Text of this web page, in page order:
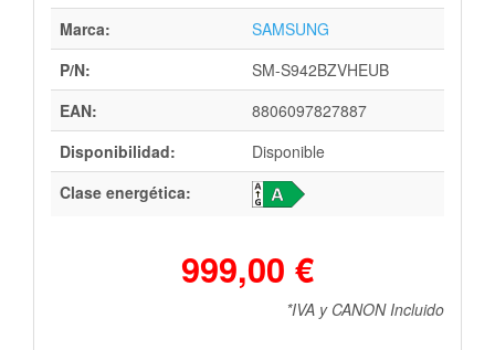
Marca:
SAMSUNG
P/N:
SM-S942BZVHEUB
EAN:
8806097827887
Disponibilidad:
Disponible
Clase energética:
999,00 €
*IVA y CANON Incluido